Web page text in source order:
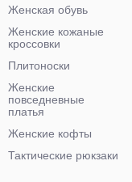
Женская обувь
Женские кожаные
кроссовки
Плитоноски
Женские
повседневные
платья
Женские кофты
Тактические рюкзаки